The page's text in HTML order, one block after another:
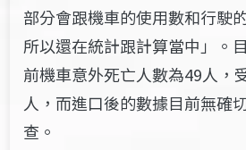
部分會跟機車的使用數和行駛
所以還在統計跟計算當中」。
前機車意外死亡人數為49人，
人，而進口後的數據目前無確
查。